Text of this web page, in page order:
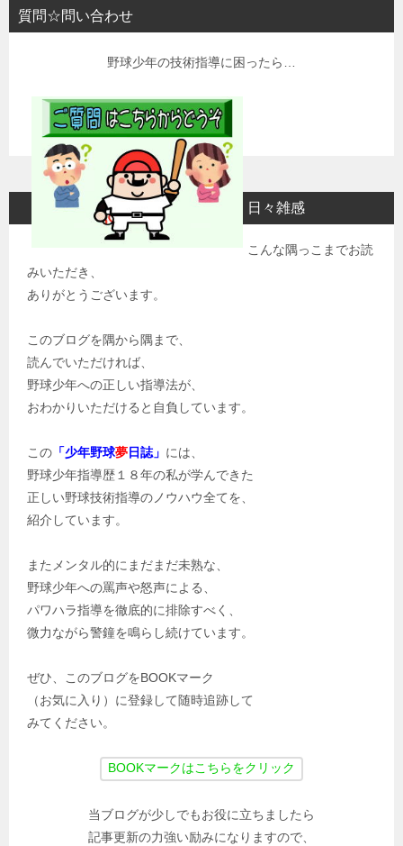
質問☆問い合わせ
野球少年の技術指導に困ったら…
日々雑感
こんな隅っこまでお読
みいただき、
ありがとうございます。
このブログを隅から隅まで、
読んでいただければ、
野球少年への正しい指導法が、
おわかりいただけると自負しています。
この 「少年野球夢日誌」 には、
野球少年指導歴１８年の私が学んできた
正しい野球技術指導のノウハウ全てを、
紹介しています。
またメンタル的にまだまだ未熟な、
野球少年への罵声や怒声による、
パワハラ指導を徹底的に排除すべく、
微力ながら警鐘を鳴らし続けています。
ぜひ、このブログをBOOKマーク
（お気に入り）に登録して随時追跡して
みてください。
当ブログが少しでもお役に立ちましたら
記事更新の力強い励みになりますので、